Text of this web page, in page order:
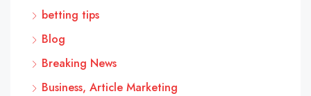
betting tips
Blog
Breaking News
Business, Article Marketing